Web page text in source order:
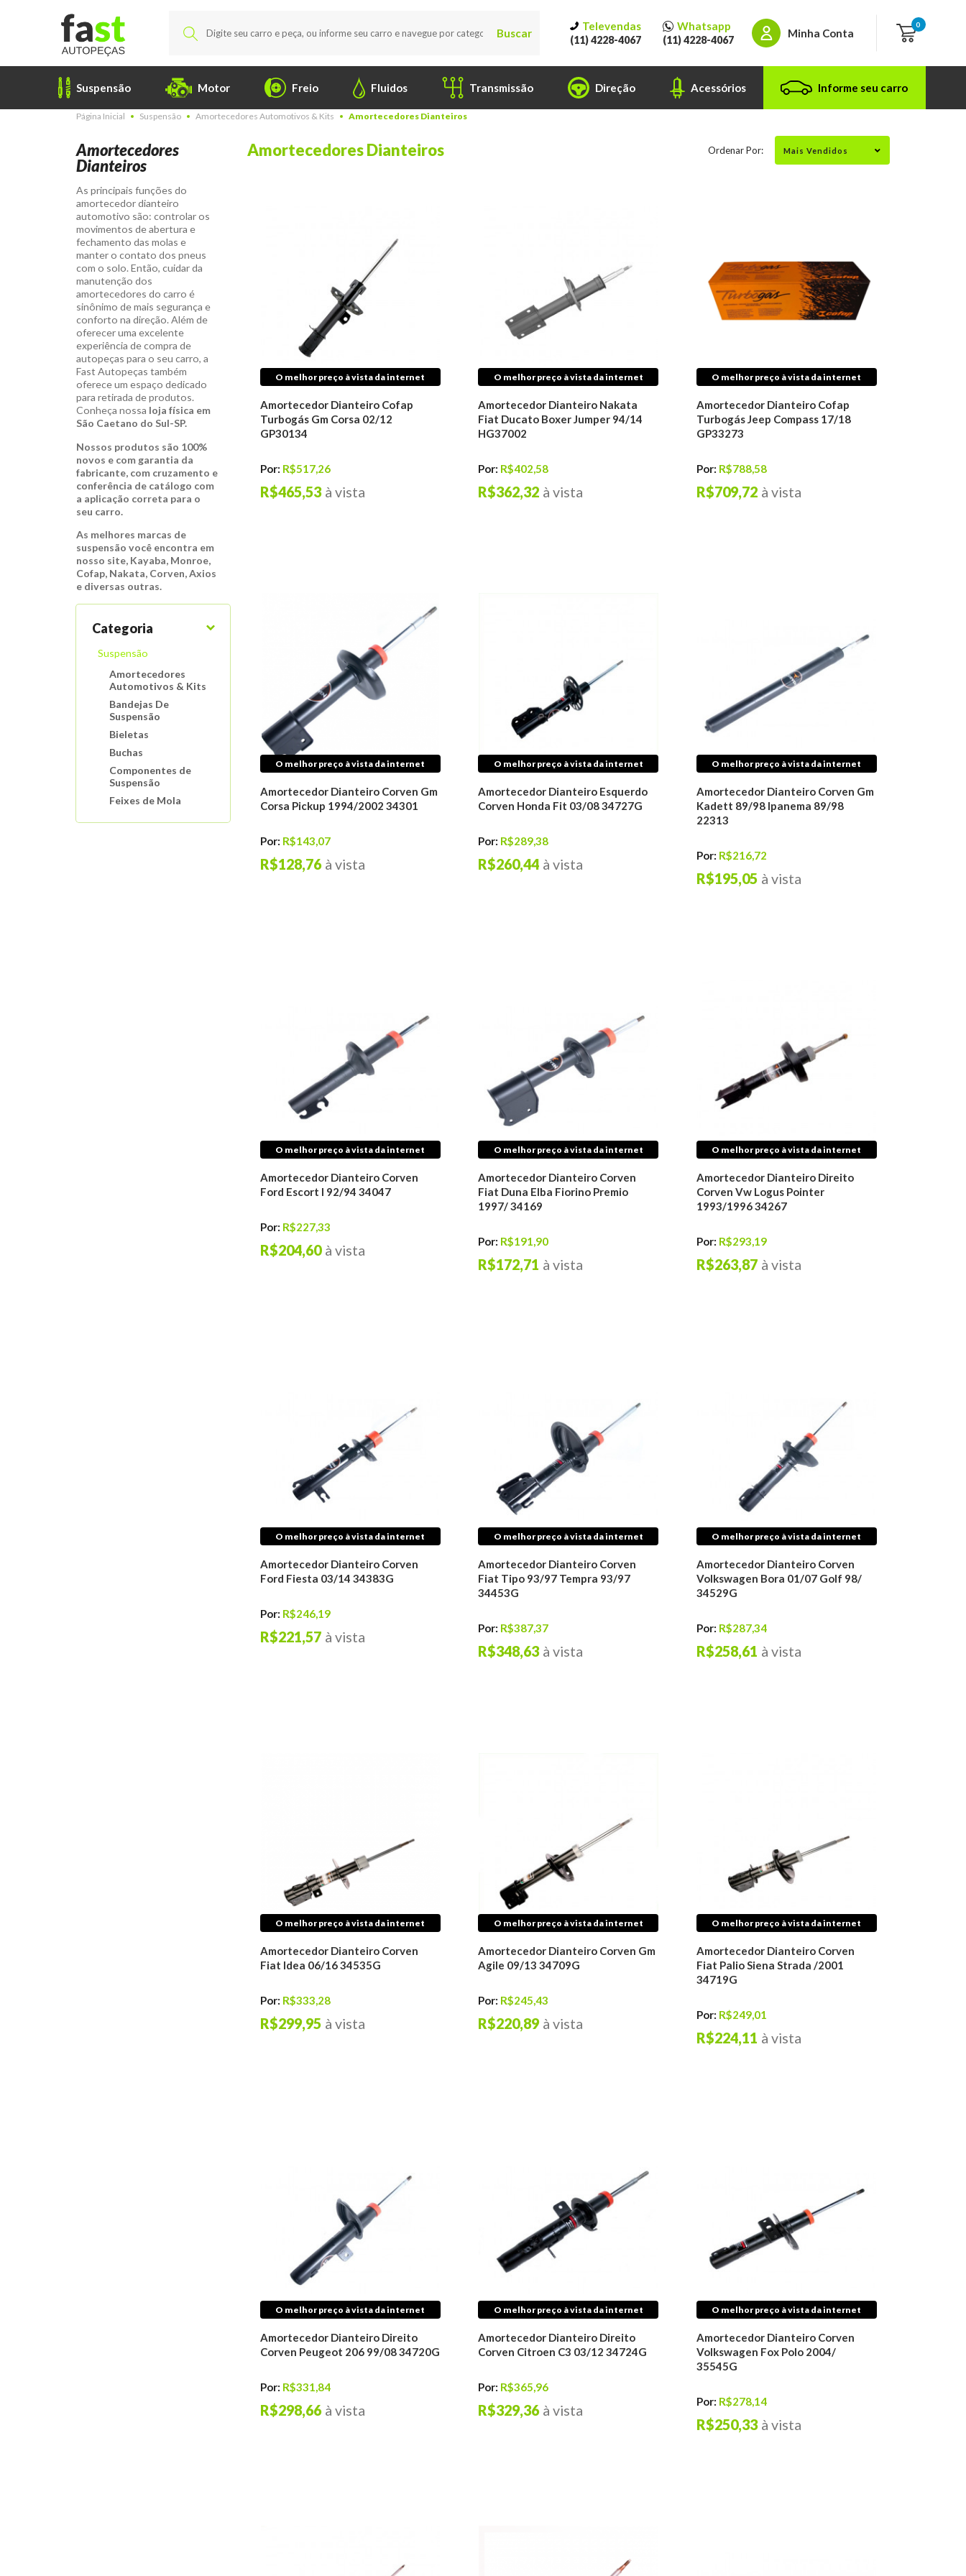
Buscar
Televendas
(11) 4228-4067
Whatsapp
(11) 4228-4067
Minha Conta
0
Suspensão Motor Freio Fluidos Transmissão Direção Acessórios Informe seu carro
Página Inicial Suspensão Amortecedores Automotivos & Kits Amortecedores Dianteiros
Amortecedores
Dianteiros
As principais funções do
amortecedor dianteiro
automotivo são: controlar os
movimentos de abertura e
fechamento das molas e
manter o contato dos pneus
com o solo. Então, cuidar da
manutenção dos
amortecedores do carro é
sinônimo de mais segurança e
conforto na direção. Além de
oferecer uma excelente
experiência de compra de
autopeças para o seu carro, a
Fast Autopeças também
oferece um espaço dedicado
para retirada de produtos.
Conheça nossa loja física em
São Caetano do Sul-SP.
Nossos produtos são 100%
novos e com garantia da
fabricante, com cruzamento e
conferência de catálogo com
a aplicação correta para o
seu carro.
As melhores marcas de
suspensão você encontra em
nosso site, Kayaba, Monroe,
Cofap, Nakata, Corven, Axios
e diversas outras.
Categoria
Suspensão
Amortecedores
Automotivos & Kits
Bandejas De
Suspensão
Bieletas
Buchas
Componentes de
Suspensão
Feixes de Mola
Amortecedores Dianteiros Ordenar Por:
O melhor preço à vista da internet
Amortecedor Dianteiro Cofap
Turbogás Gm Corsa 02/12
GP30134
Por: R$517,26
à vista
R$465,53
O melhor preço à vista da internet
Amortecedor Dianteiro Nakata
Fiat Ducato Boxer Jumper 94/14
HG37002
Por: R$402,58
à vista
R$362,32
O melhor preço à vista da internet
Amortecedor Dianteiro Cofap
Turbogás Jeep Compass 17/18
GP33273
Por: R$788,58
à vista
R$709,72
O melhor preço à vista da internet
Amortecedor Dianteiro Corven Gm
Corsa Pickup 1994/2002 34301
Por: R$143,07
à vista
R$128,76
O melhor preço à vista da internet
Amortecedor Dianteiro Esquerdo
Corven Honda Fit 03/08 34727G
Por: R$289,38
à vista
R$260,44
O melhor preço à vista da internet
Amortecedor Dianteiro Corven Gm
Kadett 89/98 Ipanema 89/98
22313
Por: R$216,72
à vista
R$195,05
O melhor preço à vista da internet
Amortecedor Dianteiro Corven
Ford Escort I 92/94 34047
Por: R$227,33
à vista
R$204,60
O melhor preço à vista da internet
Amortecedor Dianteiro Corven
Fiat Duna Elba Fiorino Premio
1997/ 34169
Por: R$191,90
à vista
R$172,71
O melhor preço à vista da internet
Amortecedor Dianteiro Direito
Corven Vw Logus Pointer
1993/1996 34267
Por: R$293,19
à vista
R$263,87
O melhor preço à vista da internet
Amortecedor Dianteiro Corven
Ford Fiesta 03/14 34383G
Por: R$246,19
à vista
R$221,57
O melhor preço à vista da internet
Amortecedor Dianteiro Corven
Fiat Tipo 93/97 Tempra 93/97
34453G
Por: R$387,37
à vista
R$348,63
O melhor preço à vista da internet
Amortecedor Dianteiro Corven
Volkswagen Bora 01/07 Golf 98/
34529G
Por: R$287,34
à vista
R$258,61
O melhor preço à vista da internet
Amortecedor Dianteiro Corven
Fiat Idea 06/16 34535G
Por: R$333,28
à vista
R$299,95
O melhor preço à vista da internet
Amortecedor Dianteiro Corven Gm
Agile 09/13 34709G
Por: R$245,43
à vista
R$220,89
O melhor preço à vista da internet
Amortecedor Dianteiro Corven
Fiat Palio Siena Strada /2001
34719G
Por: R$249,01
à vista
R$224,11
O melhor preço à vista da internet
Amortecedor Dianteiro Direito
Corven Peugeot 206 99/08 34720G
Por: R$331,84
à vista
R$298,66
O melhor preço à vista da internet
Amortecedor Dianteiro Direito
Corven Citroen C3 03/12 34724G
Por: R$365,96
à vista
R$329,36
O melhor preço à vista da internet
Amortecedor Dianteiro Corven
Volkswagen Fox Polo 2004/
35545G
Por: R$278,14
à vista
R$250,33